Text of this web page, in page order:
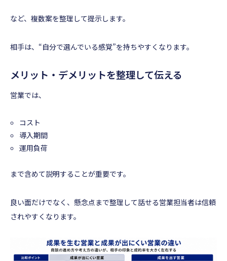
など、複数案を整理して提示します。
相手は、“自分で選んでいる感覚”を持ちやすくなります。
メリット・デメリットを整理して伝える
営業では、
コスト
導入期間
運用負荷
まで含めて説明することが重要です。
良い面だけでなく、懸念点まで整理して話せる営業担当者は信頼
されやすくなります。